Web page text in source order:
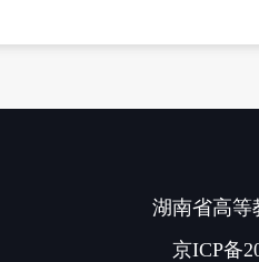
湖南省高等
京ICP备